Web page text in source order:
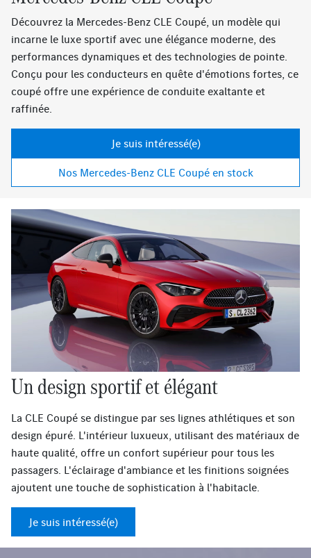
Découvrez la Mercedes-Benz CLE Coupé, un modèle qui
incarne le luxe sportif avec une élégance moderne, des
performances dynamiques et des technologies de pointe.
Conçu pour les conducteurs en quête d'émotions fortes, ce
coupé offre une expérience de conduite exaltante et
raffinée.
Je suis intéressé(e)
Nos Mercedes-Benz CLE Coupé en stock
Un design sportif et élégant
La CLE Coupé se distingue par ses lignes athlétiques et son
design épuré. L'intérieur luxueux, utilisant des matériaux de
haute qualité, offre un confort supérieur pour tous les
passagers. L'éclairage d'ambiance et les finitions soignées
ajoutent une touche de sophistication à l'habitacle.
Je suis intéressé(e)